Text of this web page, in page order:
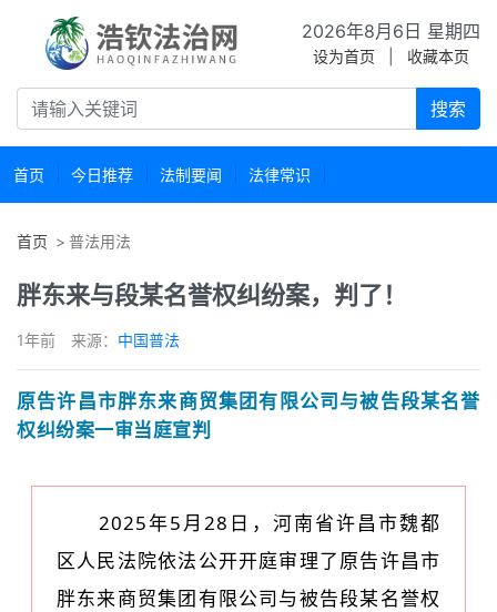
2026年8月6日 星期四
设为首页 收藏本页
搜索
首页 今日推荐 法制要闻 法律常识
首页 普法用法
胖东来与段某名誉权纠纷案，判了！
1年前 来源： 中国普法
原告许昌市胖东来商贸集团有限公司与被告段某名誉
权纠纷案一审当庭宣判
2025年5月28日，河南省许昌市魏都
区人民法院依法公开开庭审理了原告许昌市
胖东来商贸集团有限公司与被告段某名誉权